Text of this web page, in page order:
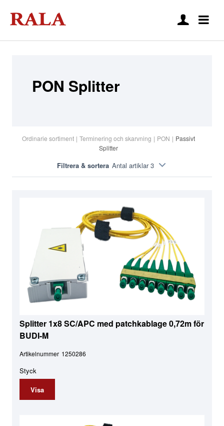
PON Splitter
Ordinarie sortiment | Terminering och skarvning | PON | Passivt
Splitter
Filtrera & sortera Antal artiklar 3
Splitter 1x8 SC/APC med patchkablage 0,72m för
BUDI-M
Artikelnummer 1250286
Styck
Visa